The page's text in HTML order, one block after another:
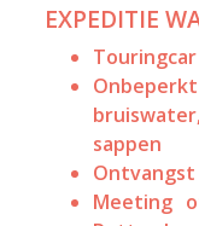
EXPEDITIE
sappen
Ontvangst
Meeting